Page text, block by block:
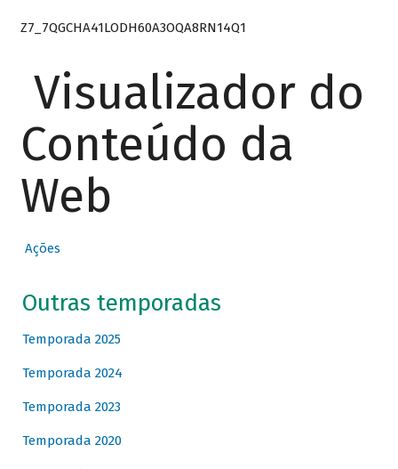
Z7_7QGCHA41LODH60A3OQA8RN14Q1
Visualizador do
Conteúdo da
Web
Ações
Outras temporadas
Temporada 2025
Temporada 2024
Temporada 2023
Temporada 2020